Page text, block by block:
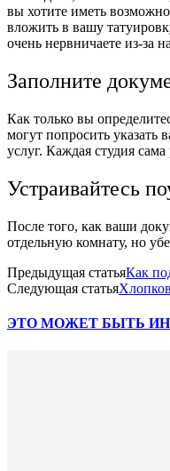
вы хотите иметь
вложить в вашу
очень нервничаете из-за
Заполните
Как только вы
могут попросить указать
услуг. Каждая студия
Устраивайтесь
После того, как ваши
отдельную комнату, но
Предыдущая статьяКак
Следующая статья
ЭТО МОЖЕТ БЫТЬ